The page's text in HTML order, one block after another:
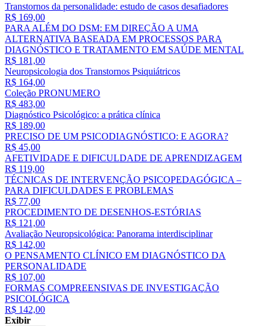
Transtornos da personalidade: estudo de casos desafiadores
R$ 169,00
PARA ALÉM DO DSM: EM DIREÇÃO A UMA
ALTERNATIVA BASEADA EM PROCESSOS PARA
DIAGNÓSTICO E TRATAMENTO EM SAÚDE MENTAL
R$ 181,00
Neuropsicologia dos Transtornos Psiquiátricos
R$ 164,00
Coleção PRONUMERO
R$ 483,00
Diagnóstico Psicológico: a prática clínica
R$ 189,00
PRECISO DE UM PSICODIAGNÓSTICO: E AGORA?
R$ 45,00
AFETIVIDADE E DIFICULDADE DE APRENDIZAGEM
R$ 119,00
TÉCNICAS DE INTERVENÇÃO PSICOPEDAGÓGICA –
PARA DIFICULDADES E PROBLEMAS
R$ 77,00
PROCEDIMENTO DE DESENHOS-ESTÓRIAS
R$ 121,00
Avaliação Neuropsicológica: Panorama interdisciplinar
R$ 142,00
O PENSAMENTO CLÍNICO EM DIAGNÓSTICO DA
PERSONALIDADE
R$ 107,00
FORMAS COMPREENSIVAS DE INVESTIGAÇÃO
PSICOLÓGICA
R$ 142,00
Exibir